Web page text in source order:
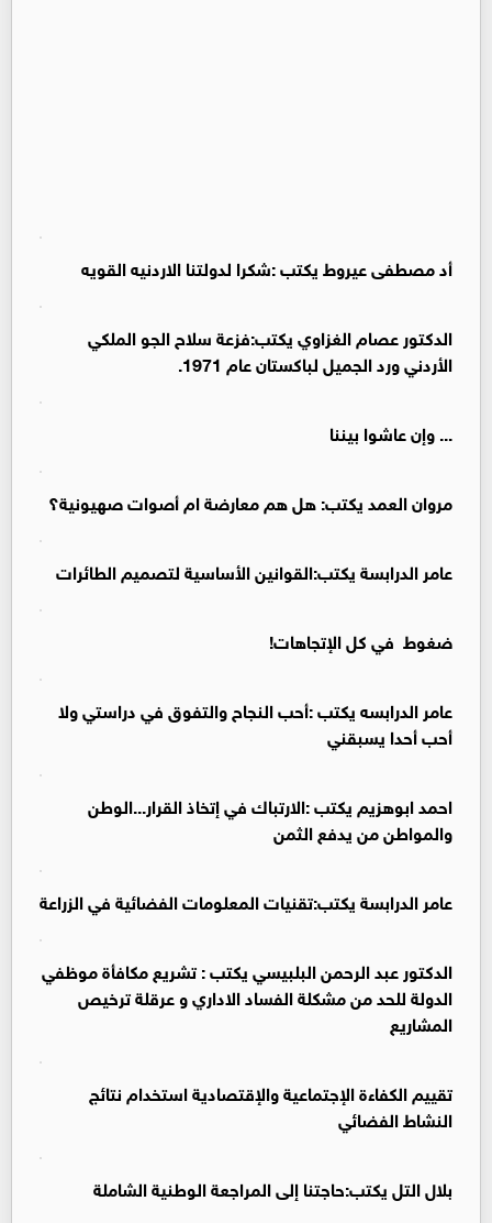
أد مصطفى عيروط يكتب :شكرا لدولتنا الاردنيه القويه
الدكتور عصام الغزاوي يكتب:فزعة سلاح الجو الملكي
الأردني ورد الجميل لباكستان عام 1971.
... وإن عاشوا بيننا
مروان العمد يكتب: هل هم معارضة ام أصوات صهيونية؟
عامر الدرابسة يكتب:القوانين الأساسية لتصميم الطائرات
ضغوط في كل الإتجاهات!
عامر الدرابسه يكتب :أحب النجاح والتفوق في دراستي ولا
أحب أحدا يسبقني
احمد ابوهزيم يكتب :الارتباك في إتخاذ القرار...الوطن
والمواطن من يدفع الثمن
عامر الدرابسة يكتب:تقنيات المعلومات الفضائية في الزراعة
الدكتور عبد الرحمن البلبيسي يكتب : تشريع مكافأة موظفي
الدولة للحد من مشكلة الفساد الاداري و عرقلة ترخيص
المشاريع
تقييم الكفاءة الإجتماعية والإقتصادية استخدام نتائج
النشاط الفضائي
بلال التل يكتب:حاجتنا إلى المراجعة الوطنية الشاملة